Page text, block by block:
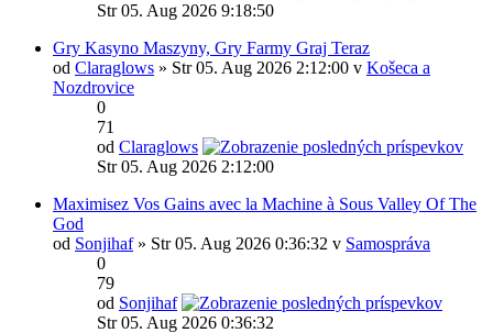
Str 05. Aug 2026 9:18:50
Gry Kasyno Maszyny, Gry Farmy Graj Teraz
od Claraglows » Str 05. Aug 2026 2:12:00 v Košeca a
Nozdrovice
0
71
od Claraglows
Str 05. Aug 2026 2:12:00
Maximisez Vos Gains avec la Machine à Sous Valley Of The
God
od Sonjihaf» Str 05. Aug 2026 0:36:32 v Samospráva
0
79
od Sonjihaf
Str 05. Aug 2026 0:36:32